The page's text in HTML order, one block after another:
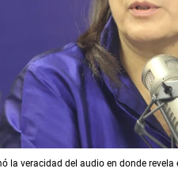
la veracidad del audio en donde